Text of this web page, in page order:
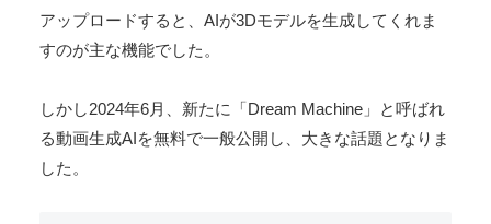
アップロードすると、AIが3Dモデルを生成してくれま
すのが主な機能でした。
しかし2024年6月、新たに「Dream Machine」と呼ばれ
る動画生成AIを無料で一般公開し、大きな話題となりま
した。